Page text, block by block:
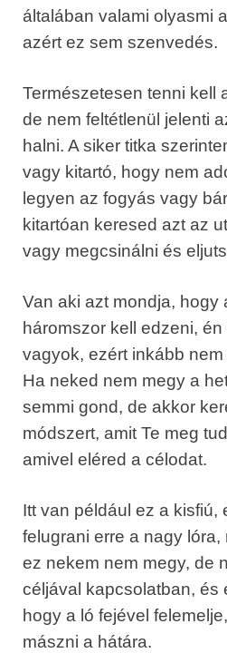
általában valami olyasmi
azért ez sem szenvedés.
Természetesen tenni kell
de nem feltétlenül jelenti
halni. A siker titka
vagy kitartó, hogy nem
legyen az fogyás vagy
kitartóan keresed azt az
vagy megcsinálni és
Van aki azt mondja, hogy
háromszor kell edzeni,
vagyok, ezért inkább
Ha neked nem megy a
semmi gond, de akkor
módszert, amit Te meg
amivel eléred a célodat.
Itt van például ez a kisfiú,
felugrani erre a nagy
ez nekem nem megy, de
céljával kapcsolatban, és
hogy a ló fejével
mászni a hátára.